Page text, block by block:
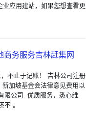
应用建站，如果您想查看更
商务服务吉林赶集网
不止于记账！ 吉林公司注册
加坡基金会法律意见费用以
限公司. 优质服务，悉心维
。